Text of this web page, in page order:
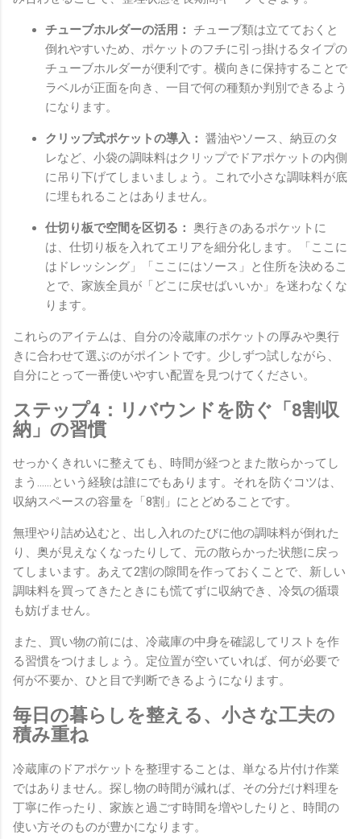
チューブホルダーの活用： チューブ類は立てておくと
倒れやすいため、ポケットのフチに引っ掛けるタイプの
チューブホルダーが便利です。横向きに保持することで
ラベルが正面を向き、一目で何の種類か判別できるよう
になります。
クリップ式ポケットの導入： 醤油やソース、納豆のタ
レなど、小袋の調味料はクリップでドアポケットの内側
に吊り下げてしまいましょう。これで小さな調味料が底
に埋もれることはありません。
仕切り板で空間を区切る： 奥行きのあるポケットに
は、仕切り板を入れてエリアを細分化します。「ここに
はドレッシング」「ここにはソース」と住所を決めるこ
とで、家族全員が「どこに戻せばいいか」を迷わなくな
ります。
これらのアイテムは、自分の冷蔵庫のポケットの厚みや奥行
きに合わせて選ぶのがポイントです。少しずつ試しながら、
自分にとって一番使いやすい配置を見つけてください。
ステップ4：リバウンドを防ぐ「8割収
納」の習慣
せっかくきれいに整えても、時間が経つとまた散らかってし
まう……という経験は誰にでもあります。それを防ぐコツは、
収納スペースの容量を「8割」にとどめることです。
無理やり詰め込むと、出し入れのたびに他の調味料が倒れた
り、奥が見えなくなったりして、元の散らかった状態に戻っ
てしまいます。あえて2割の隙間を作っておくことで、新しい
調味料を買ってきたときにも慌てずに収納でき、冷気の循環
も妨げません。
また、買い物の前には、冷蔵庫の中身を確認してリストを作
る習慣をつけましょう。定位置が空いていれば、何が必要で
何が不要か、ひと目で判断できるようになります。
毎日の暮らしを整える、小さな工夫の
積み重ね
冷蔵庫のドアポケットを整理することは、単なる片付け作業
ではありません。探し物の時間が減れば、その分だけ料理を
丁寧に作ったり、家族と過ごす時間を増やしたりと、時間の
使い方そのものが豊かになります。